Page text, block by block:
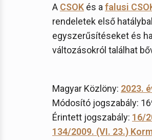
A CSOK és a falusi
rendeletek első
egyszerűsítéseket és
változásokról találhat
Magyar Közlöny: 2023.
Módosító jogszabály:
Érintett jogszabály: 16/
134/2009. (VI. 23.)